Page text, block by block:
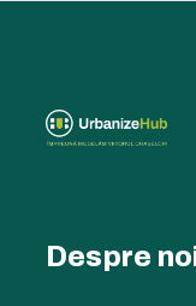
Despre